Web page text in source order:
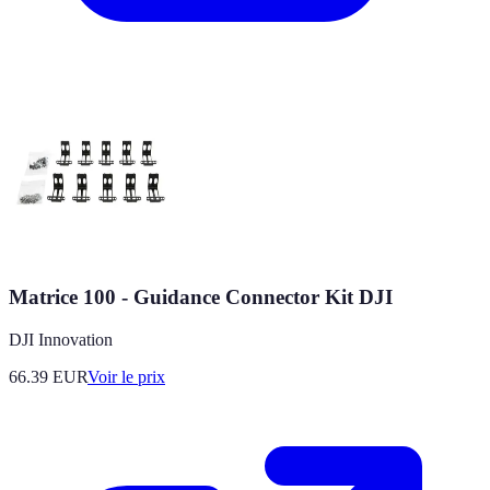
Matrice 100 - Guidance Connector Kit DJI
DJI Innovation
66.39 EURVoir le prix